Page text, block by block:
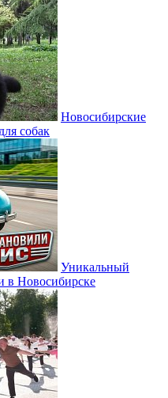
Новосибирские
собак
Уникальный
в Новосибирске